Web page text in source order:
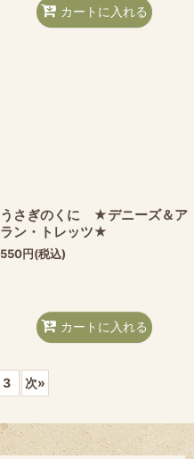
カートに入れる
うさぎのくに ★デニーズ＆ア
ラン・トレッツ★
550円(税込)
カートに入れる
3 次»